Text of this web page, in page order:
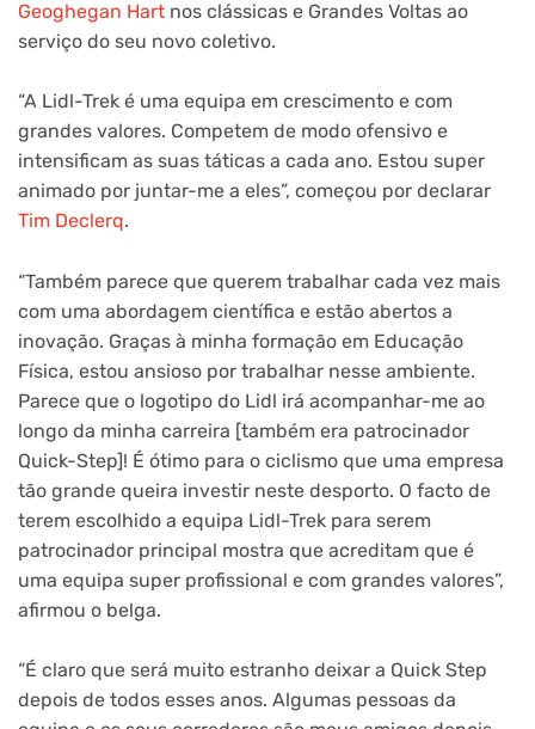
Geoghegan Hart nos clássicas e Grandes Voltas ao
serviço do seu novo coletivo.
“A Lidl-Trek é uma equipa em crescimento e com
grandes valores. Competem de modo ofensivo e
intensificam as suas táticas a cada ano. Estou super
animado por juntar-me a eles”, começou por declarar
Tim Declerq.
“Também parece que querem trabalhar cada vez mais
com uma abordagem científica e estão abertos a
inovação. Graças à minha formação em Educação
Física, estou ansioso por trabalhar nesse ambiente.
Parece que o logotipo do Lidl irá acompanhar-me ao
longo da minha carreira [também era patrocinador
Quick-Step]! É ótimo para o ciclismo que uma empresa
tão grande queira investir neste desporto. O facto de
terem escolhido a equipa Lidl-Trek para serem
patrocinador principal mostra que acreditam que é
uma equipa super profissional e com grandes valores”,
afirmou o belga.
“É claro que será muito estranho deixar a Quick Step
depois de todos esses anos. Algumas pessoas da